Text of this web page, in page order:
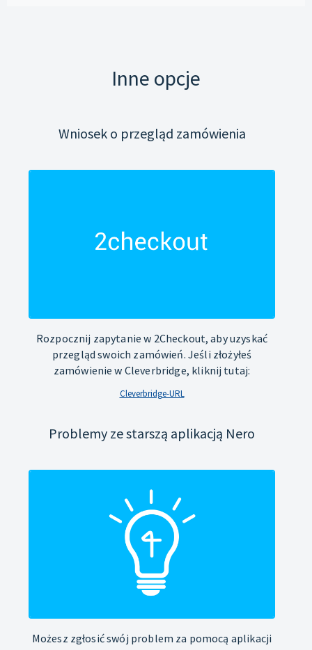
Inne opcje
Wniosek o przegląd zamówienia
Rozpocznij zapytanie w 2Checkout, aby uzyskać
przegląd swoich zamówień. Jeśli złożyłeś
zamówienie w Cleverbridge, kliknij tutaj:
Cleverbridge-URL
Problemy ze starszą aplikacją Nero
Możesz zgłosić swój problem za pomocą aplikacji